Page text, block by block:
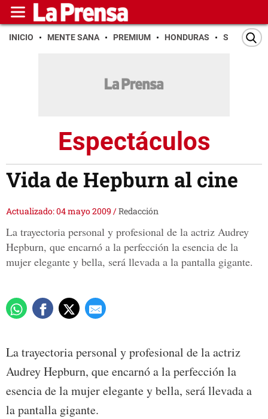
INICIO MENTE SANA PREMIUM HONDURAS SAN PEDRO
Espectáculos
Vida de Hepburn al cine
Actualizado: 04 mayo 2009 /Redacción
La trayectoria personal y profesional de la actriz Audrey
Hepburn, que encarnó a la perfección la esencia de la
mujer elegante y bella, será llevada a la pantalla gigante.
La trayectoria personal y profesional de la actriz
Audrey Hepburn, que encarnó a la perfección la
esencia de la mujer elegante y bella, será llevada a
la pantalla gigante.